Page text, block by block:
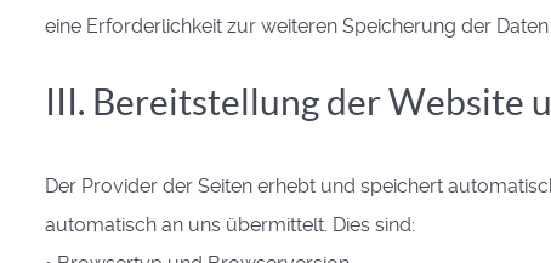
eine Erforderlichkeit zur weiteren Speicherung der
III. Bereitstellung der Website
Der Provider der Seiten erhebt und speichert
automatisch an uns übermittelt. Dies sind: